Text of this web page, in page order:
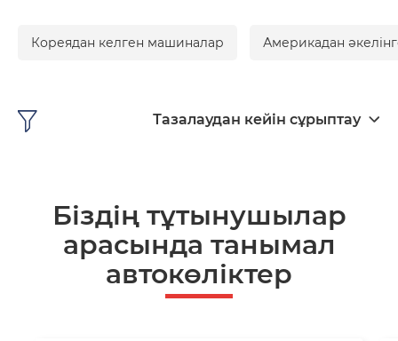
Кореядан келген машиналар Америкадан
Тазалаудан кейін сұрыптау
Біздің тұтынушылар
арасында танымал
автокөліктер